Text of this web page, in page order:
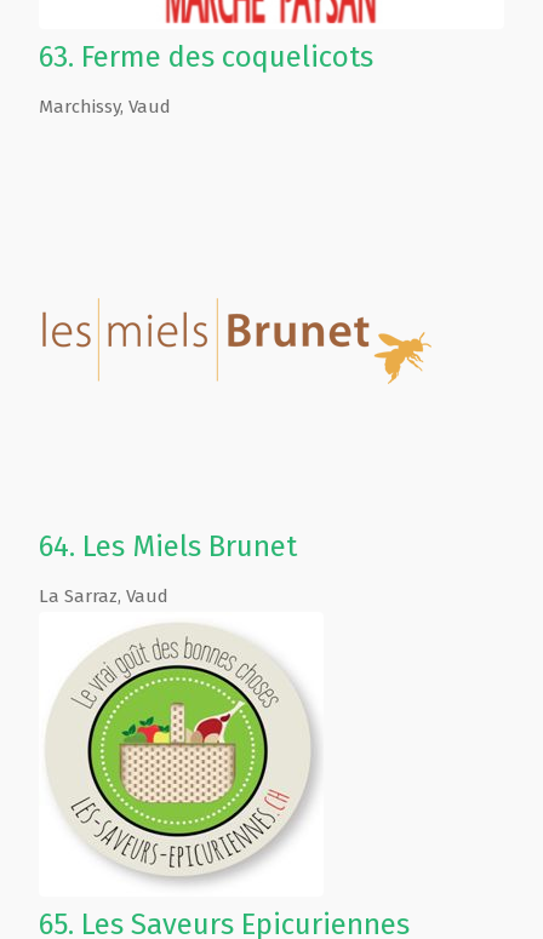
63. Ferme des coquelicots
Marchissy, Vaud
64. Les Miels Brunet
La Sarraz, Vaud
65. Les Saveurs Epicuriennes